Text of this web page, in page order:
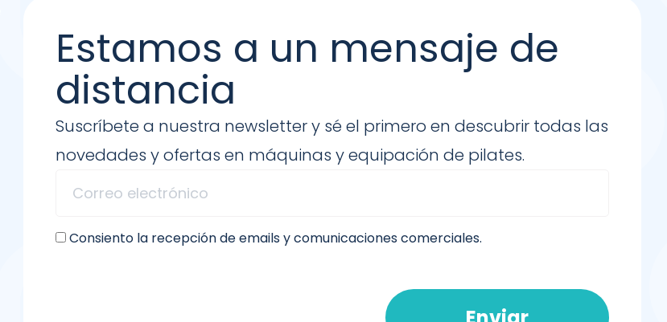
Estamos a un mensaje de
distancia
Suscríbete a nuestra newsletter y sé el primero en descubrir todas las
novedades y ofertas en máquinas y equipación de pilates.
Consiento la recepción de emails y comunicaciones comerciales.